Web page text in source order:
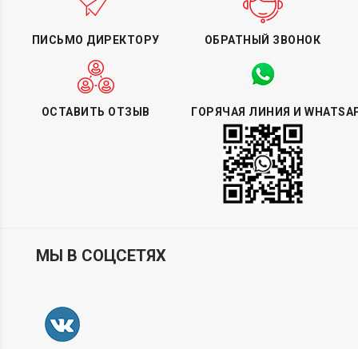
ПИСЬМО ДИРЕКТОРУ ОБРАТНЫЙ ЗВОНОК
ОСТАВИТЬ ОТЗЫВ ГОРЯЧАЯ ЛИНИЯ И
МЫ В СОЦСЕТЯХ